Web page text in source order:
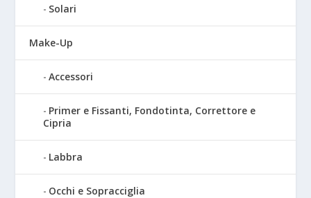
Solari
Make-Up
Accessori
Primer e Fissanti, Fondotinta, Correttore e
Cipria
Labbra
Occhi e Sopracciglia